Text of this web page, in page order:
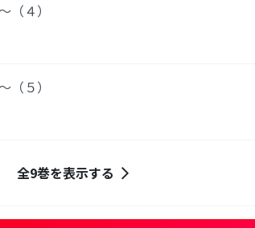
４）
５）
全9巻を表示する